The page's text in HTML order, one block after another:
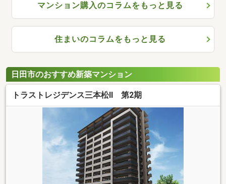
マンション購入のコラムをもっと見る
住まいのコラムをもっと見る
日田市のおすすめ新築マンション
トラストレジデンス三本松II 第2期